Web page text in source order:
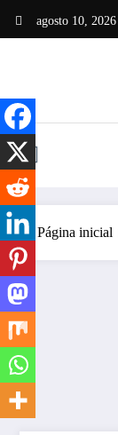
agosto 10, 2026
Página inicial